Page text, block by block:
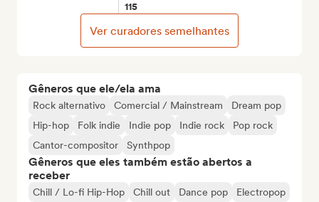
Gêneros que ele/ela ama
Rock alternativo Comercial / Mainstream
Dream pop
Hip-hop
Folk indie Indie pop Indie rock
Pop rock
Cantor-compositor
Synthpop
Gêneros que eles também estão abertos a
receber
Chill / Lo-fi Hip-Hop Chill out Dance pop
Electropop
115
Ver curadores semelhantes